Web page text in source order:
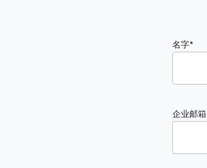
名字
企业邮箱